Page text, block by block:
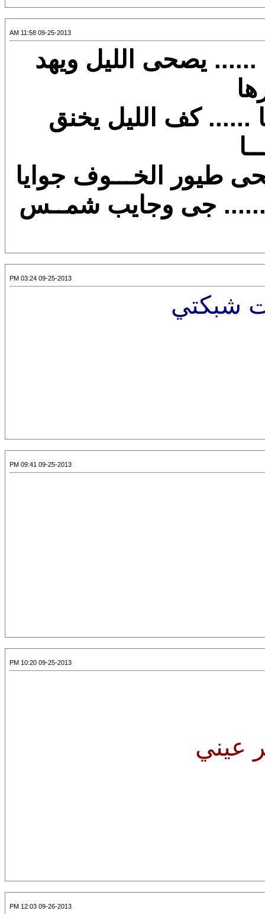
09-25-2013 11:58 AM
يصحى الليل ويهد
......كف الليل يخنق
طيور الخـــوف جوايا
جى وجايب شمــس
09-25-2013 03:24 PM
شبكتي
09-25-2013 09:41 PM
09-25-2013 10:20 PM
عيني
09-26-2013 12:03 PM